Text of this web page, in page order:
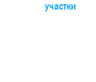
участки